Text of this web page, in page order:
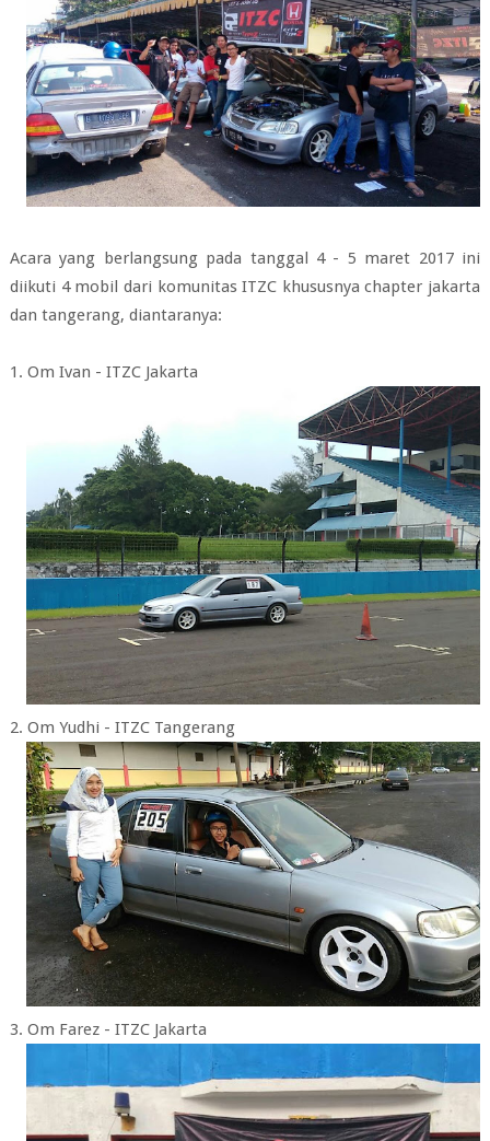
Acara yang berlangsung pada tanggal 4 - 5 maret 2017 ini
diikuti 4 mobil dari komunitas ITZC khususnya chapter jakarta
dan tangerang, diantaranya:
1. Om Ivan - ITZC Jakarta
2. Om Yudhi - ITZC Tangerang
3. Om Farez - ITZC Jakarta